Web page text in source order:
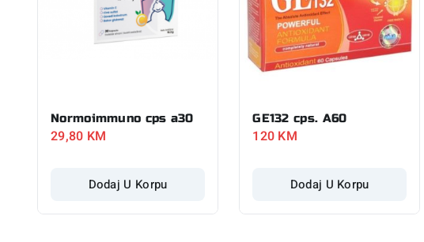
Normoimmuno cps a30
29,80 KM
Dodaj U Korpu
GE132 cps. A60
120 KM
Dodaj U Korpu